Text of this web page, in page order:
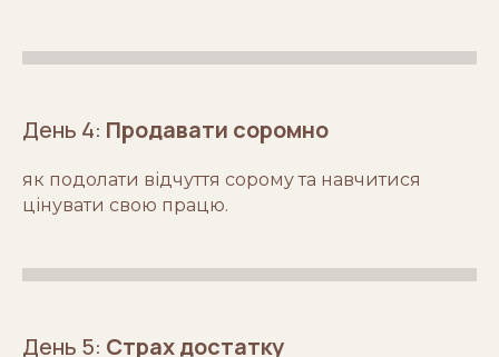
День 4: Продавати соромно
як подолати відчуття сорому та навчитися
цінувати свою працю.
День 5: Страх достатку